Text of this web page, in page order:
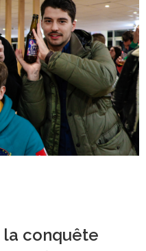
la conquête